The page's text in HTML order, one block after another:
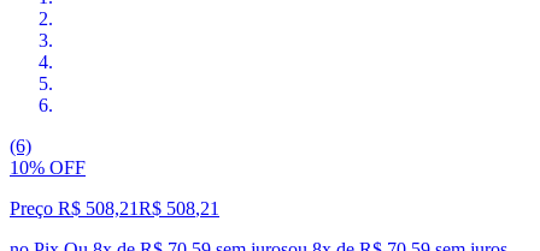
(6)
10% OFF
Preço R$ 508,21R$ 508,21